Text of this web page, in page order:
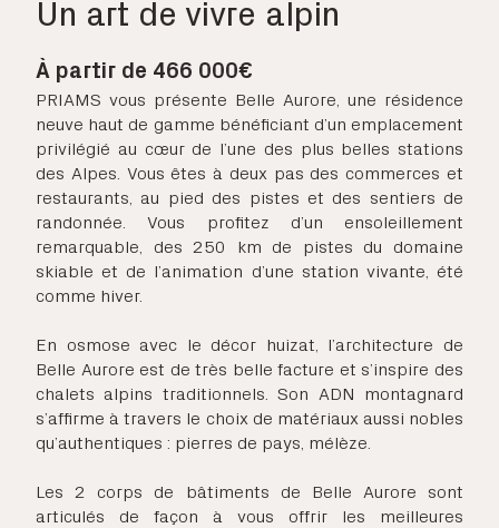
Un art de vivre alpin
À partir de 466 000€
PRIAMS vous présente Belle Aurore, une résidence
neuve haut de gamme bénéficiant d’un emplacement
privilégié au cœur de l’une des plus belles stations
des Alpes. Vous êtes à deux pas des commerces et
restaurants, au pied des pistes et des sentiers de
randonnée. Vous profitez d’un ensoleillement
remarquable, des 250 km de pistes du domaine
skiable et de l’animation d’une station vivante, été
comme hiver.
En osmose avec le décor huizat, l’architecture de
Belle Aurore est de très belle facture et s’inspire des
chalets alpins traditionnels. Son ADN montagnard
s’affirme à travers le choix de matériaux aussi nobles
qu’authentiques : pierres de pays, mélèze.
Les 2 corps de bâtiments de Belle Aurore sont
articulés de façon à vous offrir les meilleures